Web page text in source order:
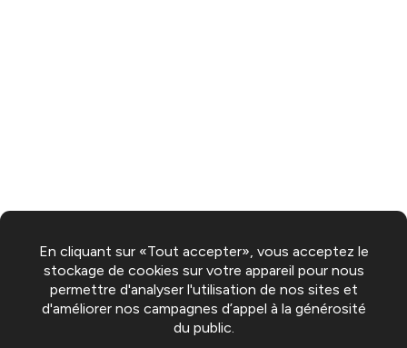
En cliquant sur «Tout accepter», vous acceptez le
stockage de cookies sur votre appareil pour nous
permettre d'analyser l'utilisation de nos sites et
d'améliorer nos campagnes d’appel à la générosité
du public.